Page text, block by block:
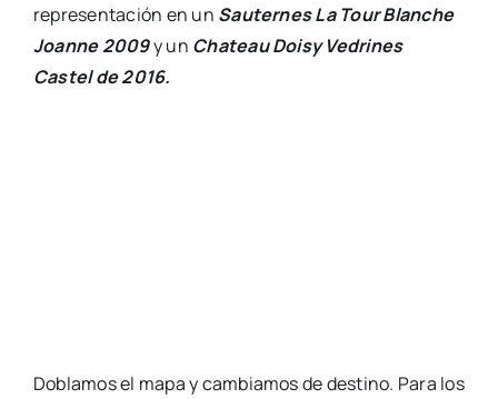
representación en un Sauternes La Tour Blanche
Joanne 2009y un Chateau Doisy Vedrines
Castel de 2016.
Doblamos el mapa y cambiamos de destino. Para los